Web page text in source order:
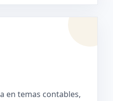
en temas contables,